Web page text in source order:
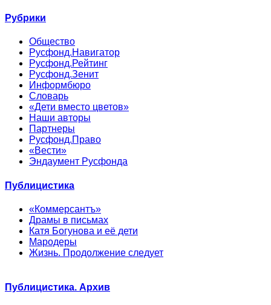
Рубрики
Общество
Русфонд.Навигатор
Русфонд.Рейтинг
Русфонд.Зенит
Информбюро
Словарь
«Дети вместо цветов»
Наши авторы
Партнеры
Русфонд.Право
«Вести»
Эндаумент Русфонда
Публицистика
«Коммерсантъ»
Драмы в письмах
Катя Богунова и её дети
Мародеры
Жизнь. Продолжение следует
Публицистика. Архив